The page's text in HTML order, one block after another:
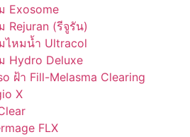
Exosome
Rejuran (รีจูรัน)
ไหมน้ำ Ultracol
Hydro Deluxe
ฝ้า Fill-Melasma Clearing
X
FLX